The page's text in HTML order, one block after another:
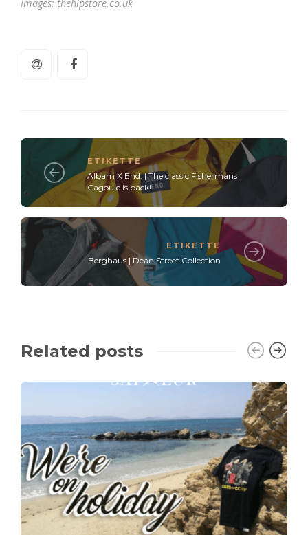
Images: thehipstore.co.uk
ETIKETTE
Albam X End. | The classic Fishermans
Cagoule is back!
ETIKETTE
Berghaus | Dean Street Collection
Related posts